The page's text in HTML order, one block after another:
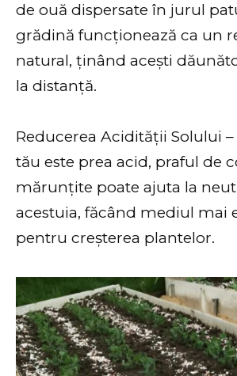
de ouă dispersate în jurul
grădină funcționează ca un
natural, ținând acești
la distanță.
Reducerea Acidității Solului –
tău este prea acid, praful de
mărunțite poate ajuta la
acestuia, făcând mediul mai
pentru creșterea plantelor.